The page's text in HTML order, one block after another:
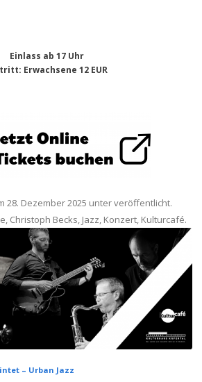
Einlass ab 17 Uhr
: Erwachsene 12 EUR
28. Dezember 2025 unter veröffentlicht.
, Christoph Becks, Jazz, Konzert, Kulturcafé.
– Urban Jazz